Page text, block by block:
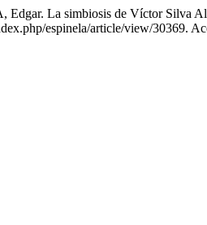
La simbiosis de Víctor Silva
espinela/article/view/30369.